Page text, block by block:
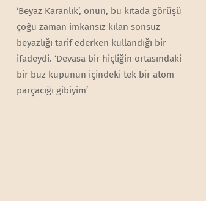
‘Beyaz Karanlık’, onun, bu kıtada görüşü
çoğu zaman imkansız kılan sonsuz
beyazlığı tarif ederken kullandığı bir
ifadeydi. ‘Devasa bir hiçliğin ortasındaki
bir buz küpünün içindeki tek bir atom
parçacığı gibiyim’